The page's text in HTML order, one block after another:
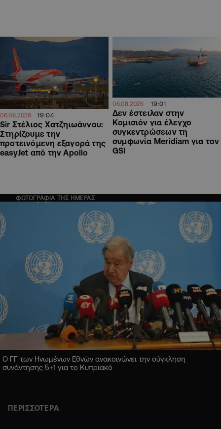
06.08.2026 19:04
Sir Στέλιος Χατζηιωάννου:
Στηρίζουμε την
προτεινόμενη εξαγορά της
easyJet από την Apollo
06.08.2026 19:01
Δεν έστειλαν στην
Κομισιόν για έλεγχο
συγκεντρώσεων τη
συμφωνία Meridiam για τον
GSI
ΦΩΤΟΓΡΑΦΙΑ ΤΗΣ ΗΜΕΡΑΣ
Ο ΓΓ των Ηνωμένων Εθνών ανακοινώνει την σύγκληση
συνάντησης 5+1 για το Κυπριακό
ΠΕΡΙΣΣΟΤΕΡΑ